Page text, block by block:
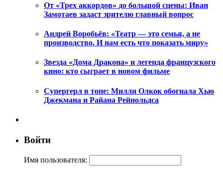
От «Трех аккордов» до большой сцены: Иван
Замотаев задаст зрителю главный вопрос
Андрей Воробьёв: «Театр — это семья, а не
производство. И нам есть что показать миру»
Звезда «Дома Дракона» и легенда французского
кино: кто сыграет в новом фильме
Супергерл в топе: Милли Олкок обогнала Хью
Джекмана и Райана Рейнольдса
Войти
Имя пользователя: